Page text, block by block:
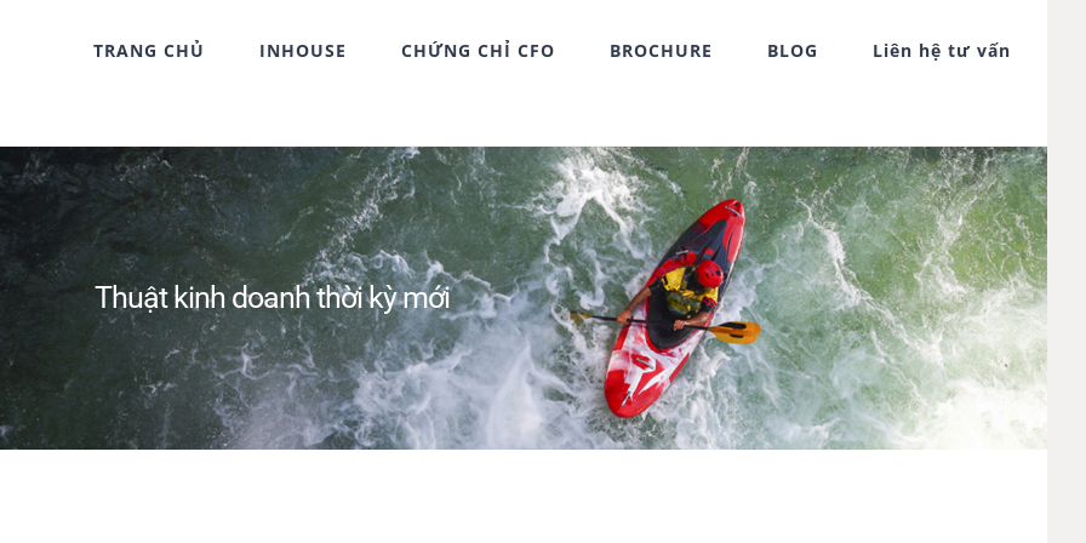
TRANG CHỦ INHOUSE CHỨNG CHỈ CFO BROCHURE BLOG Liên hệ tư vấn
Thuật kinh doanh thời kỳ mới